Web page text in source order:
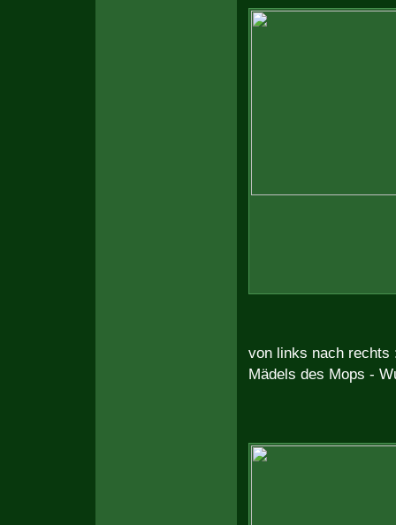
von links nach rechts
Mädels des Mops -